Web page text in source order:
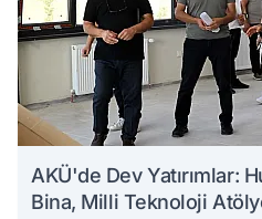
AKÜ'de Dev Yatırımlar:
Bina, Milli Teknoloji